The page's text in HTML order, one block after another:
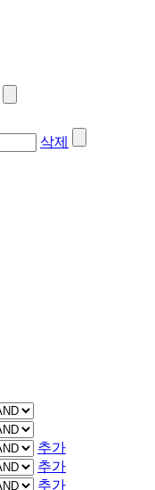
삭제
추가
추가
추가